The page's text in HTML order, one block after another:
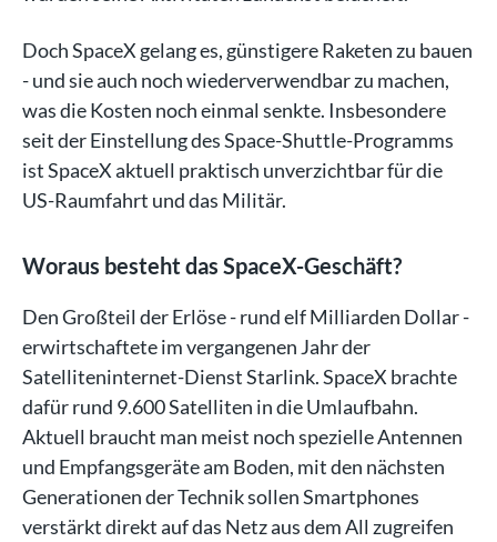
Doch SpaceX gelang es, günstigere Raketen zu bauen
- und sie auch noch wiederverwendbar zu machen,
was die Kosten noch einmal senkte. Insbesondere
seit der Einstellung des Space-Shuttle-Programms
ist SpaceX aktuell praktisch unverzichtbar für die
US-Raumfahrt und das Militär.
Woraus besteht das SpaceX-Geschäft?
Den Großteil der Erlöse - rund elf Milliarden Dollar -
erwirtschaftete im vergangenen Jahr der
Satelliteninternet-Dienst Starlink. SpaceX brachte
dafür rund 9.600 Satelliten in die Umlaufbahn.
Aktuell braucht man meist noch spezielle Antennen
und Empfangsgeräte am Boden, mit den nächsten
Generationen der Technik sollen Smartphones
verstärkt direkt auf das Netz aus dem All zugreifen